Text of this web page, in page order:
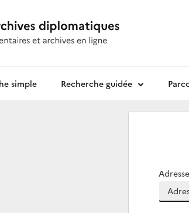
simple Recherche guidée